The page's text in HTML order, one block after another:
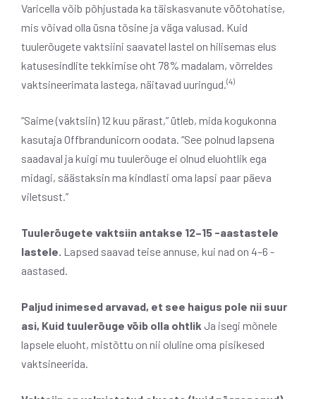
Varicella võib põhjustada ka täiskasvanute vöötohatise,
mis võivad olla üsna tõsine ja väga valusad. Kuid
tuulerõugete vaktsiini saavatel lastel on hilisemas elus
katusesindlite tekkimise oht 78% madalam, võrreldes
vaktsineerimata lastega, näitavad uuringud. (4)
“Saime (vaktsiin) 12 kuu pärast,” ütleb, mida kogukonna
kasutaja Offbrandunicorn oodata. “See polnud lapsena
saadaval ja kuigi mu tuulerõuge ei olnud eluohtlik ega
midagi, säästaksin ma kindlasti oma lapsi paar päeva
viletsust.”
Tuulerõugete vaktsiin antakse 12–15 -aastastele
lastele. Lapsed saavad teise annuse, kui nad on 4–6 -
aastased.
Paljud inimesed arvavad, et see haigus pole nii suur
asi, Kuid tuulerõuge võib olla ohtlik Ja isegi mõnele
lapsele eluoht, mistõttu on nii oluline oma pisikesed
vaktsineerida.